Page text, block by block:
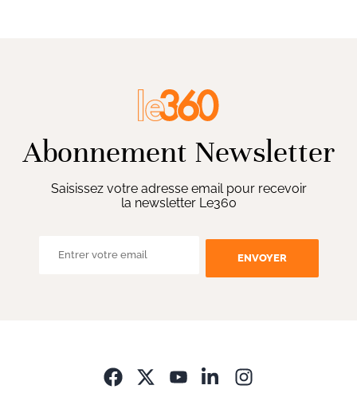
Abonnement Newsletter
Saisissez votre adresse email pour recevoir
la newsletter Le360
ENVOYER